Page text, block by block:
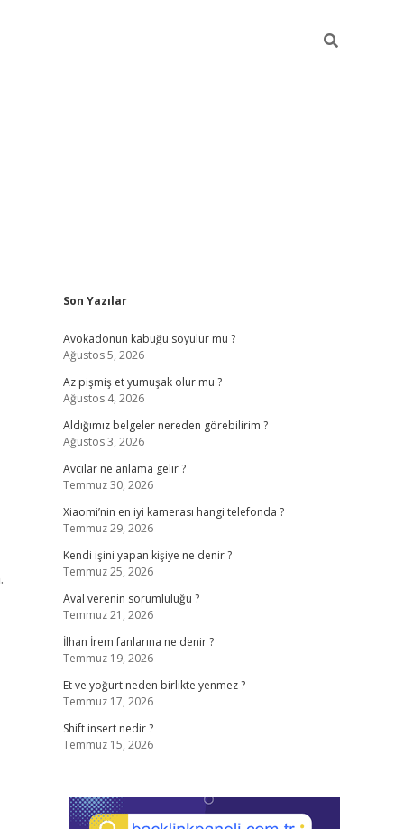
Sidebar
Son Yazılar
Avokadonun kabuğu soyulur mu ?
Ağustos 5, 2026
Az pişmiş et yumuşak olur mu ?
Ağustos 4, 2026
Aldığımız belgeler nereden görebilirim ?
Ağustos 3, 2026
Avcılar ne anlama gelir ?
Temmuz 30, 2026
Xiaomi’nin en iyi kamerası hangi telefonda ?
Temmuz 29, 2026
Kendi işini yapan kişiye ne denir ?
Temmuz 25, 2026
Aval verenin sorumluluğu ?
Temmuz 21, 2026
İlhan İrem fanlarına ne denir ?
Temmuz 19, 2026
Et ve yoğurt neden birlikte yenmez ?
Temmuz 17, 2026
Shift insert nedir ?
Temmuz 15, 2026